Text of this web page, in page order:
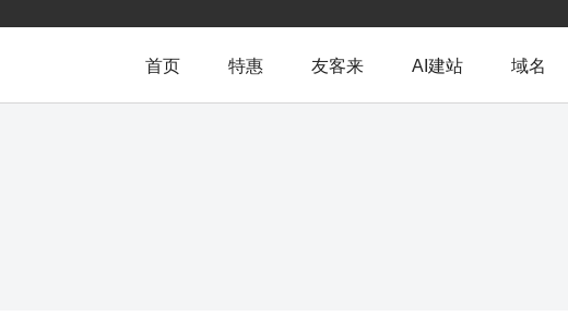
首页 特惠 友客来 AI建站 域名